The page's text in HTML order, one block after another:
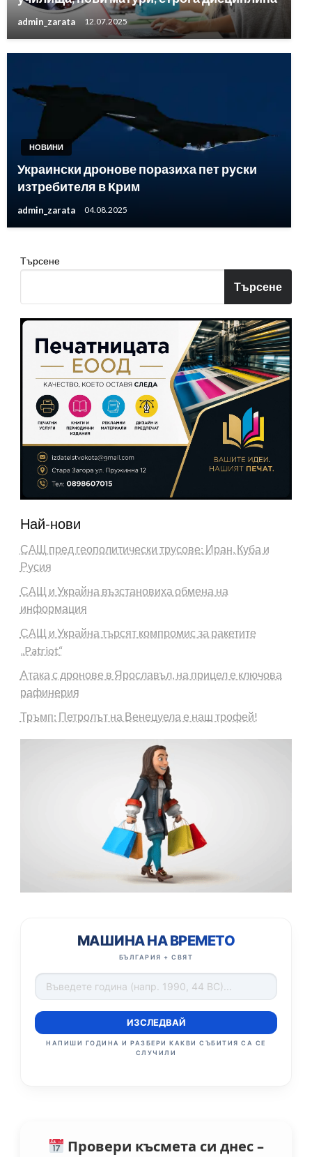
admin_zarata 12.07.2025
НОВИНИ
Украински дронове поразиха пет руски
изтребителя в Крим
admin_zarata 04.08.2025
Търсене
Търсене
Най-нови
САЩ пред геополитически трусове: Иран, Куба и
Русия
САЩ и Украйна възстановиха обмена на
информация
САЩ и Украйна търсят компромис за ракетите
„Patriot“
Атака с дронове в Ярославъл, на прицел е ключова
рафинерия
Тръмп: Петролът на Венецуела е наш трофей!
МАШИНА НА ВРЕМЕТО
БЪЛГАРИЯ + СВЯТ
ИЗСЛЕДВАЙ
НАПИШИ ГОДИНА И РАЗБЕРИ КАКВИ СЪБИТИЯ СА СЕ
СЛУЧИЛИ
Провери късмета си днес –